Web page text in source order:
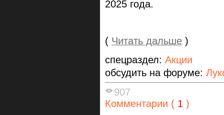
2025 года.
( Читать дальше )
спецраздел: Акции
обсудить на форуме:
907
Комментарии ( 1 )